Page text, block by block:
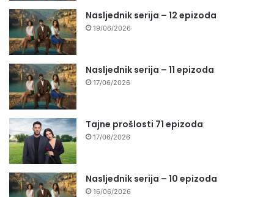
Nasljednik serija – 12 epizoda
19/06/2026
Nasljednik serija – 11 epizoda
17/06/2026
Tajne prošlosti 71 epizoda
17/06/2026
Nasljednik serija – 10 epizoda
16/06/2026